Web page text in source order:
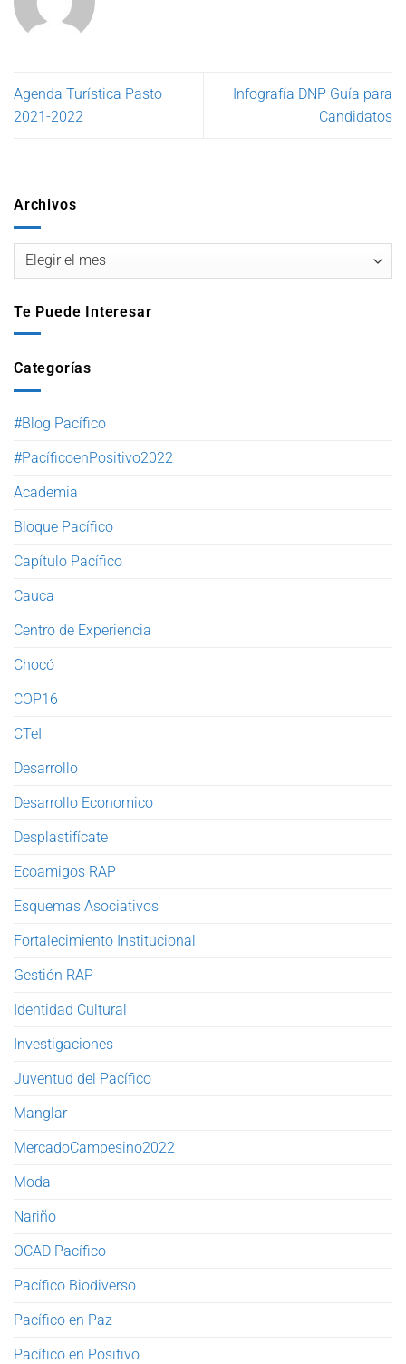
Archivos
Te Puede Interesar
Categorías
#Blog Pacífico
#PacíficoenPositivo2022
Academia
Bloque Pacífico
Capítulo Pacífico
Cauca
Centro de Experiencia
Chocó
COP16
CTeI
Desarrollo
Desarrollo Economico
Desplastifícate
Ecoamigos RAP
Esquemas Asociativos
Fortalecimiento Institucional
Gestión RAP
Identidad Cultural
Investigaciones
Juventud del Pacífico
Manglar
MercadoCampesino2022
Moda
Nariño
OCAD Pacífico
Pacífico Biodiverso
Pacífico en Paz
Pacífico en Positivo
Agenda Turística Pasto
2021-2022
Infografía DNP Guía para
Candidatos